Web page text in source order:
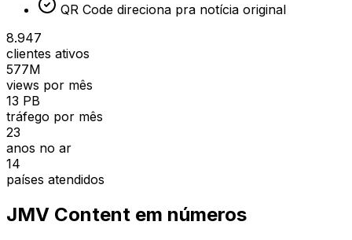
QR Code direciona pra notícia original
8.947
clientes ativos
577M
views por mês
13 PB
tráfego por mês
23
anos no ar
14
países atendidos
JMV Content em números